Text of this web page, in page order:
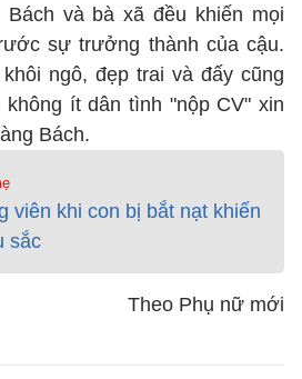
Bách và bà xã đều khiến mọi
sự trưởng thành của cậu.
ngô, đẹp trai và đấy cũng
ít dân tình "nộp CV" xin
Bách.
viên khi con bị bắt nạt khiến
sắc
Theo Phụ nữ mới